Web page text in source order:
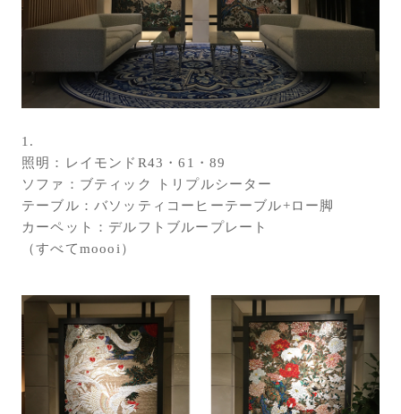
お問い合わせ
サポート
JP
CN
オンライン見積もり ショールームを探す
1.
照明：レイモンドR43・61・89
ソファ：ブティック トリプルシーター
テーブル：バソッティコーヒーテーブル+ロー脚
カーペット：デルフトブループレート
（すべてmoooi）